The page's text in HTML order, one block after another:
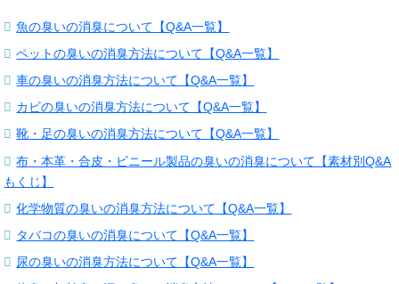
魚の臭いの消臭について【Q&A一覧】
ペットの臭いの消臭方法について【Q&A一覧】
車の臭いの消臭方法について【Q&A一覧】
カビの臭いの消臭方法について【Q&A一覧】
靴・足の臭いの消臭方法について【Q&A一覧】
布・本革・合皮・ビニール製品の臭いの消臭について【素材別Q&A
もくじ】
化学物質の臭いの消臭方法について【Q&A一覧】
タバコの臭いの消臭について【Q&A一覧】
尿の臭いの消臭方法について【Q&A一覧】